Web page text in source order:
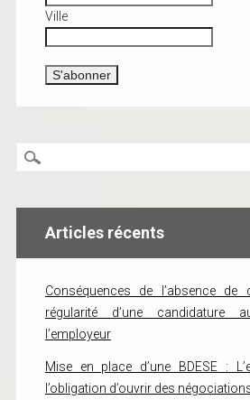
Ville
Articles récents
Conséquences de l’absence de
régularité d’une candidature
l’employeur
Mise en place d’une BDESE :
l’obligation d’ouvrir des